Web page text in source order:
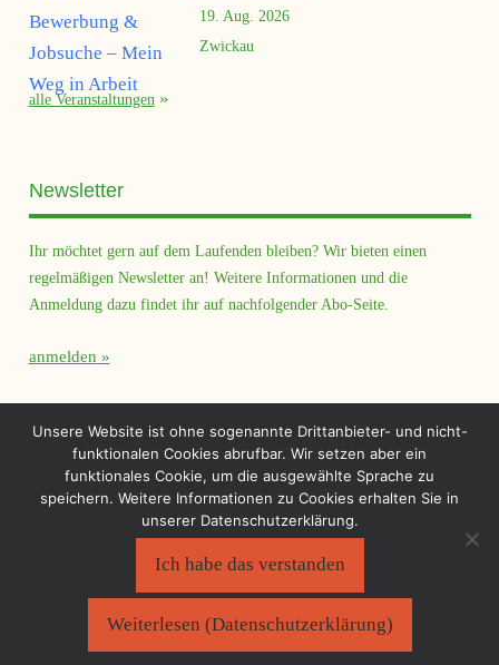
19. Aug. 2026
Zwickau
alle Veranstaltungen
Newsletter
Ihr möchtet gern auf dem Laufenden bleiben? Wir bieten einen
regelmäßigen Newsletter an! Weitere Informationen und die
Anmeldung dazu findet ihr auf nachfolgender Abo-Seite.
anmelden
Unsere Website ist ohne sogenannte Drittanbieter- und nicht-
funktionalen Cookies abrufbar. Wir setzen aber ein
funktionales Cookie, um die ausgewählte Sprache zu
speichern. Weitere Informationen zu Cookies erhalten Sie in
unserer Datenschutzerklärung.
Ich habe das verstanden
Weiterlesen (Datenschutzerklärung)